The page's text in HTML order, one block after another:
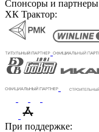
Спонсоры и партнеры
ХК Трактор:
При поддержке: